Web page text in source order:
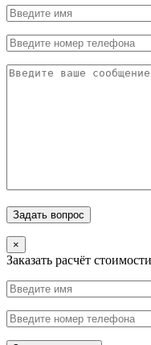
×
Заказать расчёт стоимости